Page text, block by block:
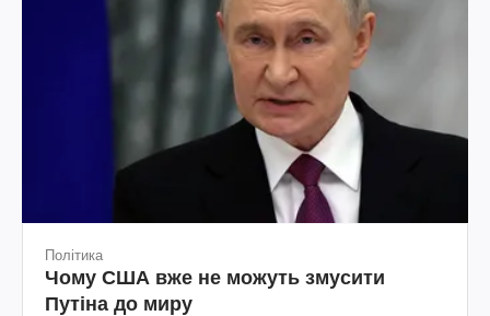
Політика
Чому США вже не можуть змусити
Путіна до миру